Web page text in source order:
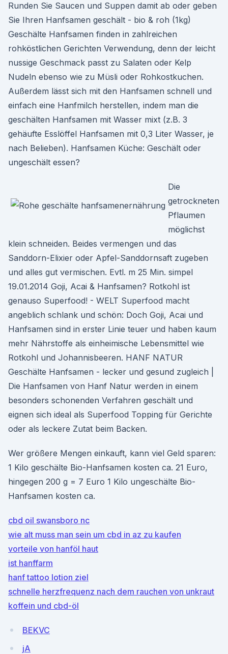
Runden Sie Saucen und Suppen damit ab oder geben
Sie Ihren Hanfsamen geschält - bio & roh (1kg)
Geschälte Hanfsamen finden in zahlreichen
rohköstlichen Gerichten Verwendung, denn der leicht
nussige Geschmack passt zu Salaten oder Kelp
Nudeln ebenso wie zu Müsli oder Rohkostkuchen.
Außerdem lässt sich mit den Hanfsamen schnell und
einfach eine Hanfmilch herstellen, indem man die
geschälten Hanfsamen mit Wasser mixt (z.B. 3
gehäufte Esslöffel Hanfsamen mit 0,3 Liter Wasser, je
nach Belieben). Hanfsamen Küche: Geschält oder
ungeschält essen?
Die
getrockneten
Pflaumen
möglichst
klein schneiden. Beides vermengen und das
Sanddorn-Elixier oder Apfel-Sanddornsaft zugeben
und alles gut vermischen. Evtl. m 25 Min. simpel
19.01.2014 Goji, Acai & Hanfsamen? Rotkohl ist
genauso Superfood! - WELT Superfood macht
angeblich schlank und schön: Doch Goji, Acai und
Hanfsamen sind in erster Linie teuer und haben kaum
mehr Nährstoffe als einheimische Lebensmittel wie
Rotkohl und Johannisbeeren. HANF NATUR
Geschälte Hanfsamen - lecker und gesund zugleich |
Die Hanfsamen von Hanf Natur werden in einem
besonders schonenden Verfahren geschält und
eignen sich ideal als Superfood Topping für Gerichte
oder als leckere Zutat beim Backen.
Wer größere Mengen einkauft, kann viel Geld sparen:
1 Kilo geschälte Bio-Hanfsamen kosten ca. 21 Euro,
hingegen 200 g = 7 Euro 1 Kilo ungeschälte Bio-
Hanfsamen kosten ca.
cbd oil swansboro nc
wie alt muss man sein um cbd in az zu kaufen
vorteile von hanföl haut
ist hanffarm
hanf tattoo lotion ziel
schnelle herzfrequenz nach dem rauchen von unkraut
koffein und cbd-öl
BEKVC
jA